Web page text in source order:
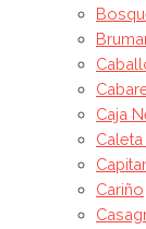
Caja
Cariño